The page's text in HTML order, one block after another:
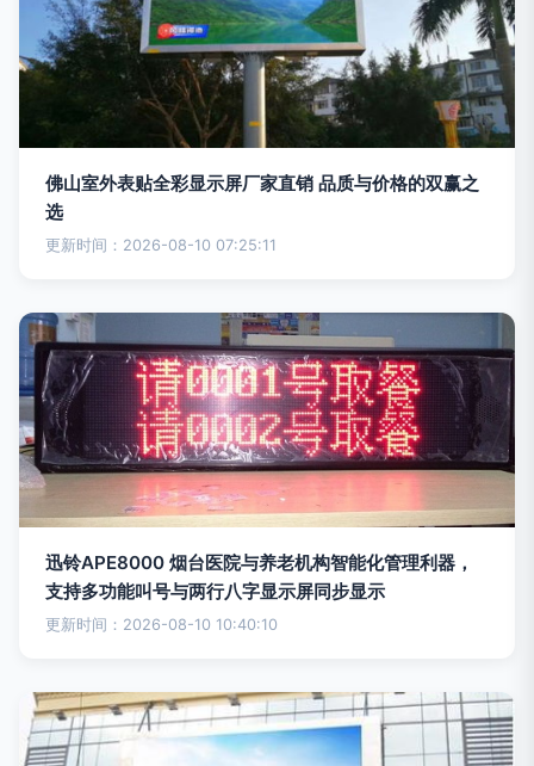
佛山室外表贴全彩显示屏厂家直销 品质与价格的双赢之
选
更新时间：2026-08-10 07:25:11
迅铃APE8000 烟台医院与养老机构智能化管理利器，
支持多功能叫号与两行八字显示屏同步显示
更新时间：2026-08-10 10:40:10